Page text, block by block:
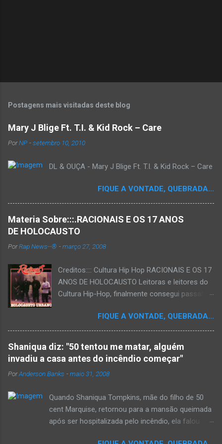
Postagens mais visitadas deste blog
Mary J Blige Ft. T.I. & Kid Rock – Care
PorNP -setembro 10, 2010
DL & OUÇA - Mary J Blige Ft. T.I. & Kid Rock – Care
FIQUE A VONTADE, QUEBRADA...
Materia Sobre:::.RACIONAIS E OS 17 ANOS
DE HOLOCAUSTO
PorRap News--® -março 27, 2008
Creditos:::: Cultura Hip Hop RACIONAIS E OS 17
ANOS DE HOLOCAUSTO Leitoras e leitores do
Cultura Hip-Hop, finalmente consegui passar
que há muito tempo vinha maturando: uma
espécie de "ensaio-tributo" ao disco mais
importante do rap brasileiro, que completará 17
anos agora em 2008. Falo de "Holocausto
Urbano", do grupo paulistano Racionais MC's.
Como de costume, uma pequena digressão. É
que o brasileiro não tem memória. Fala-se
muito por aí que não cultuamos nossos
antepassados nem nossa rica história
FIQUE A VONTADE, QUEBRADA...
Shaniqua diz: "50 tentou me matar, alguém
invadiu a casa antes do incêndio começar"
PorAnderson Banks -maio 31, 2008
Quando Shaniqua Tompkins, mãe do filho de 50
cent Marquise, retornou para a mansão queimada
após ser hospitalizada pelo incêndio, ela falou